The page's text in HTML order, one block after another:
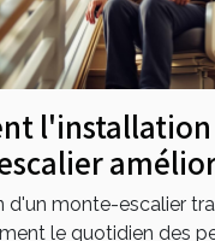
d'un monte-escalier
le quotidien des